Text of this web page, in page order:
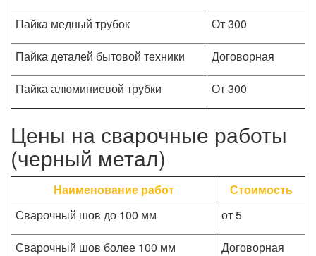
Пайка медный трубок
От 300
Пайка деталей бытовой техники
Договорная
Пайка алюминиевой трубки
От 300
Цены на сварочные работы
(черный метал)
Наименование работ
Стоимость
Сварочный шов до 100 мм
от 5
Сварочный шов более 100 мм
Договорная